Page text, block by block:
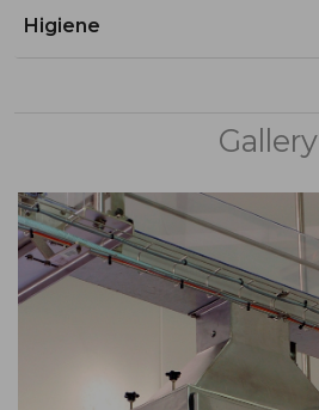
Higiene
Gallery